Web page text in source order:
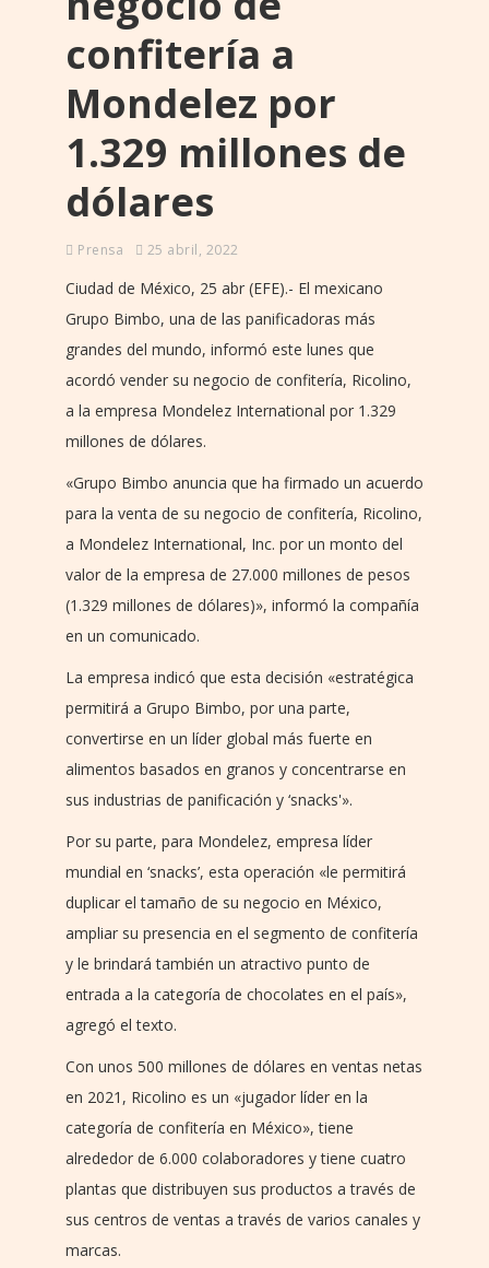
confitería a
Mondelez por
1.329 millones de
dólares
Prensa 25 abril, 2022
Ciudad de México, 25 abr (EFE).- El mexicano
Grupo Bimbo, una de las panificadoras más
grandes del mundo, informó este lunes que
acordó vender su negocio de confitería, Ricolino,
a la empresa Mondelez International por 1.329
millones de dólares.
«Grupo Bimbo anuncia que ha firmado un acuerdo
para la venta de su negocio de confitería, Ricolino,
a Mondelez International, Inc. por un monto del
valor de la empresa de 27.000 millones de pesos
(1.329 millones de dólares)», informó la compañía
en un comunicado.
La empresa indicó que esta decisión «estratégica
permitirá a Grupo Bimbo, por una parte,
convertirse en un líder global más fuerte en
alimentos basados en granos y concentrarse en
sus industrias de panificación y ‘snacks'».
Por su parte, para Mondelez, empresa líder
mundial en ‘snacks’, esta operación «le permitirá
duplicar el tamaño de su negocio en México,
ampliar su presencia en el segmento de confitería
y le brindará también un atractivo punto de
entrada a la categoría de chocolates en el país»,
agregó el texto.
Con unos 500 millones de dólares en ventas netas
en 2021, Ricolino es un «jugador líder en la
categoría de confitería en México», tiene
alrededor de 6.000 colaboradores y tiene cuatro
plantas que distribuyen sus productos a través de
sus centros de ventas a través de varios canales y
marcas.